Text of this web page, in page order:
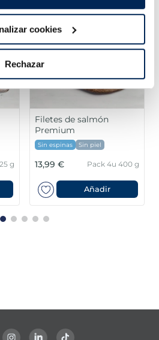
cookies
Rechazar
g
Filetes de salmón
Premium
Sin espinas Sin piel
13,99 € Pack 4u 400 g
Añadir